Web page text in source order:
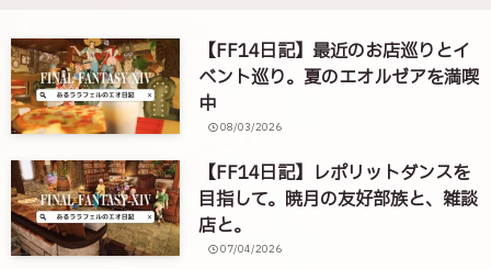
【FF14日記】最近のお店巡りとイ
ベント巡り。夏のエオルゼアを満喫
中
08/03/2026
【FF14日記】レポリットダンスを
目指して。暁月の友好部族と、雑談
店と。
07/04/2026